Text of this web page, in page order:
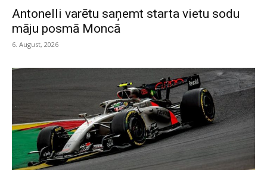
Antonelli varētu saņemt starta vietu sodu
māju posmā Moncā
6. August, 2026